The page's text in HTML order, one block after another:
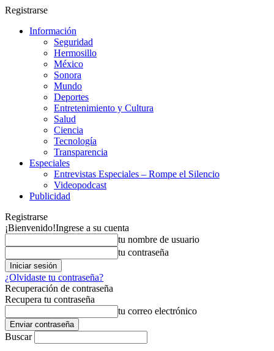
Registrarse
Información
Seguridad
Hermosillo
México
Sonora
Mundo
Deportes
Entretenimiento y Cultura
Salud
Ciencia
Tecnología
Transparencia
Especiales
Entrevistas Especiales – Rompe el Silencio
Videopodcast
Publicidad
Registrarse
¡Bienvenido!Ingrese a su cuenta
tu nombre de usuario
tu contraseña
¿Olvidaste tu contraseña?
Recuperación de contraseña
Recupera tu contraseña
tu correo electrónico
Buscar